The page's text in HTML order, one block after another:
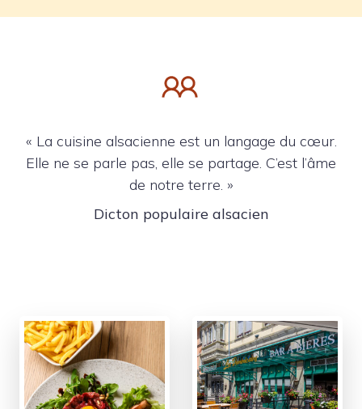
« La cuisine alsacienne est un langage du cœur.
Elle ne se parle pas, elle se partage. C’est l’âme
de notre terre. »
Dicton populaire alsacien